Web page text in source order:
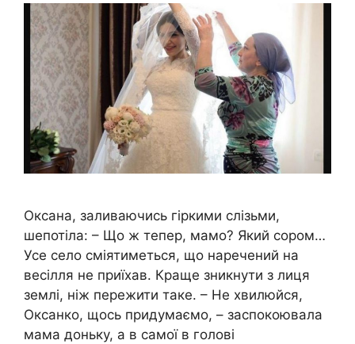
Оксана, заливаючись гіркими слізьми,
шепотіла: – Що ж тепер, мамо? Який сором…
Усе село сміятиметься, що наречений на
весілля не приїхав. Краще зникнути з лиця
землі, ніж пережити таке. – Не хвилюйся,
Оксанко, щось придумаємо, – заспокоювала
мама доньку, а в самої в голові